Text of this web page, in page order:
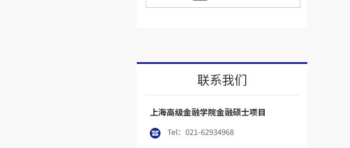
联系我们
上海高级金融学院金融硕士项目
Tel： 021-62934968